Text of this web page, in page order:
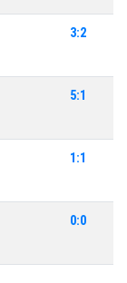
3:2
5:1
1:1
0:0